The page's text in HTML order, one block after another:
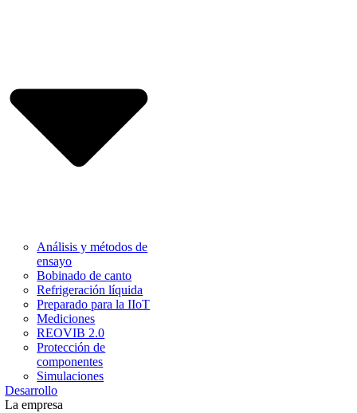
Análisis y métodos de
ensayo
Bobinado de canto
Refrigeración líquida
Preparado para la IIoT
Mediciones
REOVIB 2.0
Protección de
componentes
Simulaciones
Desarrollo
La empresa